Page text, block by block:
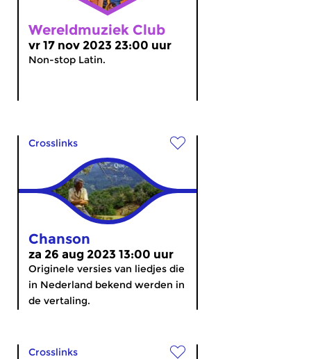
Wereldmuziek Club
vr 17 nov 2023 23:00 uur
Non-stop Latin.
Crosslinks
Chanson
za 26 aug 2023 13:00 uur
Originele versies van liedjes die
in Nederland bekend werden in
de vertaling.
Crosslinks